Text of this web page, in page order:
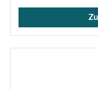
Verkauf von